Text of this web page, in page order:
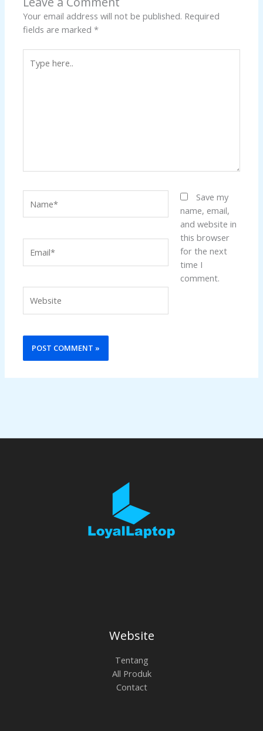
Your email address will not be published. Required
fields are marked*
here..
Save my
name, email,
and website in
this browser
for the next
time I
comment.
Website
Tentang
All Produk
Contact